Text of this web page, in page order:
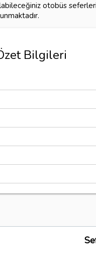
otobüs
Bilgileri